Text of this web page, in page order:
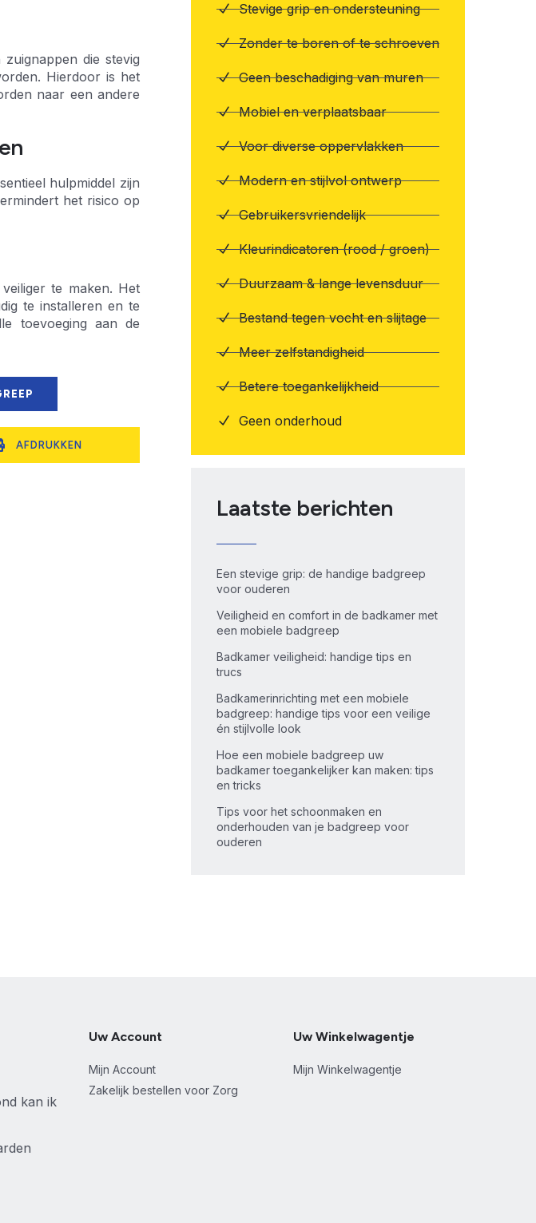
die stevig
Hierdoor is het
naar een andere
hulpmiddel zijn
het risico op
te maken. Het
te installeren en te
toevoeging aan de
AFDRUKKEN
Stevige grip en ondersteuning
Zonder te boren of te schroeven
Geen beschadiging van muren
Mobiel en verplaatsbaar
Voor diverse oppervlakken
Modern en stijlvol ontwerp
Gebruikersvriendelijk
Kleurindicatoren (rood / groen)
Duurzaam & lange levensduur
Bestand tegen vocht en slijtage
Meer zelfstandigheid
Betere toegankelijkheid
Geen onderhoud
Laatste berichten
Een stevige grip: de handige badgreep
voor ouderen
Veiligheid en comfort in de badkamer met
een mobiele badgreep
Badkamer veiligheid: handige tips en
trucs
Badkamerinrichting met een mobiele
badgreep: handige tips voor een veilige
én stijlvolle look
Hoe een mobiele badgreep uw
badkamer toegankelijker kan maken: tips
en tricks
Tips voor het schoonmaken en
onderhouden van je badgreep voor
ouderen
kan ik
Uw Account
Mijn Account
Zakelijk bestellen voor Zorg
Uw Winkelwagentje
Mijn Winkelwagentje